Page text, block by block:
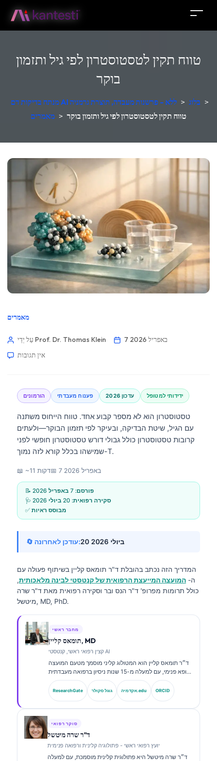
טווח תקין לטסטוסטרון לפי גיל ותזמון
בוקר
מנתח בדיקות דם AI ללא - פרשנות מעבדה, תוצרת גרמניה > בלוג >
מאמרים > טווח תקין לטסטוסטרון לפי גיל ותזמון בוקר
מאמרים
עַל יְדֵי Prof. Dr. Thomas Klein
7 באפריל 2026
אין תגובות
הורמונים פענוח מעבדתי עדכון 2026 ידידותי למטופל
טסטוסטרון הוא לא מספר קבוע אחד. טווח הייחוס משתנה
עם הגיל, שיטת הבדיקה, ובעיקר לפי תזמון הבוקר—ולעתים
קרובות טסטוסטרון כולל גבולי דורש טסטוסטרון חופשי לפני
שמישהו בכלל קורא לזה נמוך-T.
📖 ~11 דקות📅 7 באפריל 2026
📝 פורסם: 7 באפריל 2026
🩺 סקירה רפואית: 20 ביולי 2026
✅ מבוסס ראיות
🔄 עודכן לאחרונה: 20 ביולי 2026
המדריך הזה נכתב בהובלת ד"ר תומאס קליין בשיתוף פעולה עם
ה- המועצה המייעצת הרפואית של קנטסטי לבינה מלאכותית,
כולל תרומות מפרופ' ד"ר הנס ובר וסקירה רפואית מאת ד"ר שרה
מיטשל, MD, PhD.
מחבר ראשי
תומאס קליין, MD
קצין רפואי ראשי, קנטסטי AI
ד״ר תומאס קליין הוא המטולוג קליני מוסמך מטעם המועצה
ורופא פנימי, עם למעלה מ-15 שנות ניסיון ברפואה מעבדתית
ובניתוח קליני בסיוע בינה מלאכותית. כמנהל הרפואה הראשי
ב-Kantesti AI, הוא מספק פיקוח קליני על הדיוק הרפואי של
רשת הנוירונים הקניינית. ד״ר קליין פרסם רבות בנושאי
ResearchGate גוגל סקולר אקדמיה.edu ORCID
סוקר רפואי
ד"ר שרה מיטשל
יועץ רפואי ראשי - פתולוגיה קלינית ורפואה פנימית
ד״ר שרה מיטשל היא פתולוגית קלינית מוסמכת, עם למעלה